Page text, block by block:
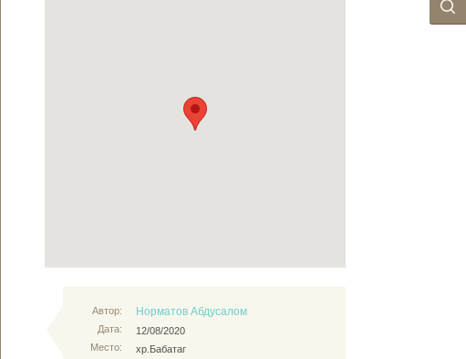
Автор:
Дата:
Место:
Норматов Абдусалом
12/08/2020
хр.Бабатаг